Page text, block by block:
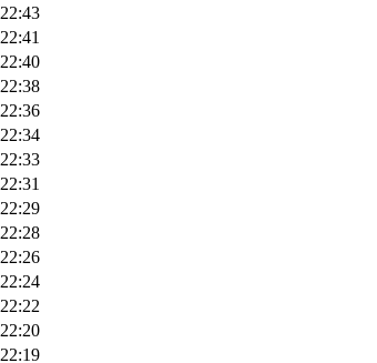
22:43
22:41
22:40
22:38
22:36
22:34
22:33
22:31
22:29
22:28
22:26
22:24
22:22
22:20
22:19